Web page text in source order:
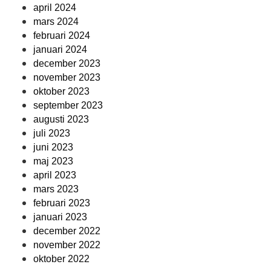
april 2024
mars 2024
februari 2024
januari 2024
december 2023
november 2023
oktober 2023
september 2023
augusti 2023
juli 2023
juni 2023
maj 2023
april 2023
mars 2023
februari 2023
januari 2023
december 2022
november 2022
oktober 2022